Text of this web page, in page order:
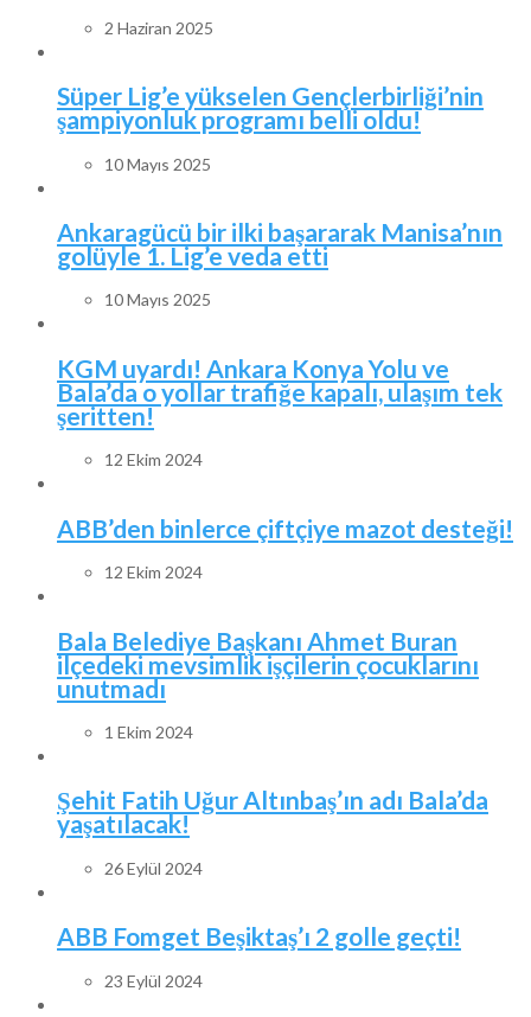
2 Haziran 2025
Süper Lig’e yükselen Gençlerbirliği’nin
şampiyonluk programı belli oldu!
10 Mayıs 2025
Ankaragücü bir ilki başararak Manisa’nın
golüyle 1. Lig’e veda etti
10 Mayıs 2025
KGM uyardı! Ankara Konya Yolu ve
Bala’da o yollar trafiğe kapalı, ulaşım tek
şeritten!
12 Ekim 2024
ABB’den binlerce çiftçiye mazot desteği!
12 Ekim 2024
Bala Belediye Başkanı Ahmet Buran
ilçedeki mevsimlik işçilerin çocuklarını
unutmadı
1 Ekim 2024
Şehit Fatih Uğur Altınbaş’ın adı Bala’da
yaşatılacak!
26 Eylül 2024
ABB Fomget Beşiktaş’ı 2 golle geçti!
23 Eylül 2024